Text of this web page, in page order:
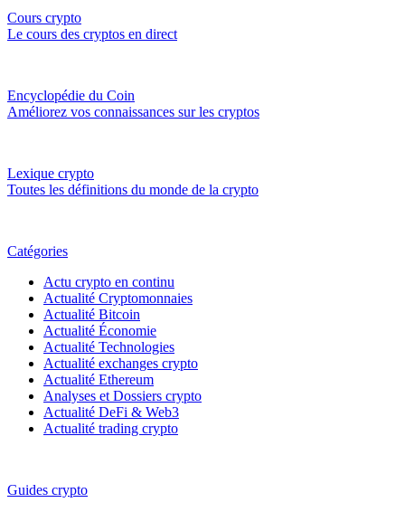
Cours crypto
Le cours des cryptos en direct
Encyclopédie du Coin
Améliorez vos connaissances sur les cryptos
Lexique crypto
Toutes les définitions du monde de la crypto
Catégories
Actu crypto en continu
Actualité Cryptomonnaies
Actualité Bitcoin
Actualité Économie
Actualité Technologies
Actualité exchanges crypto
Actualité Ethereum
Analyses et Dossiers crypto
Actualité DeFi & Web3
Actualité trading crypto
Guides crypto